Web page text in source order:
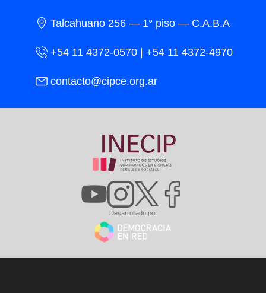
Talcahuano 256 — 1° piso — C.A.B.A
+54 11 4372-0570 | +54 11 4372-4970
contacto@cipce.org.ar
Desarrollado por